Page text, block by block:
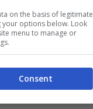
del
e
on the basis of legitimate
your options below. Look
menu to manage or
Consent